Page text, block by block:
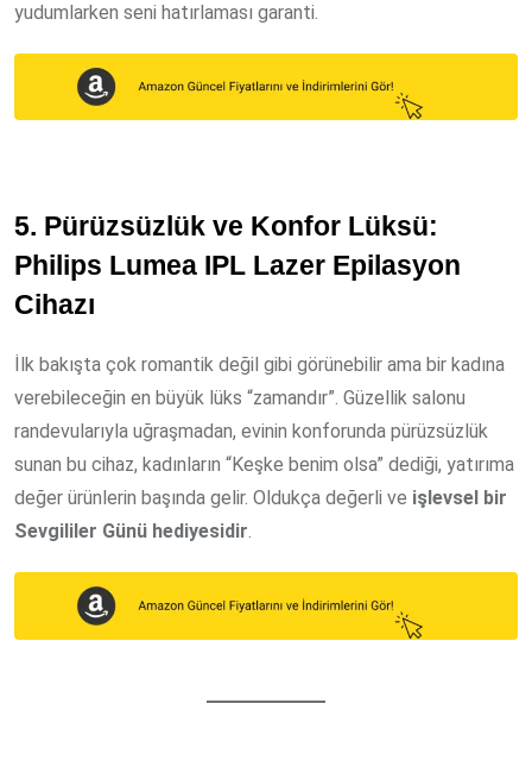
yudumlarken seni hatırlaması garanti.
5. Pürüzsüzlük ve Konfor Lüksü:
Philips Lumea IPL Lazer Epilasyon
Cihazı
İlk bakışta çok romantik değil gibi görünebilir ama bir kadına
verebileceğin en büyük lüks “zamandır”. Güzellik salonu
randevularıyla uğraşmadan, evinin konforunda pürüzsüzlük
sunan bu cihaz, kadınların “Keşke benim olsa” dediği, yatırıma
değer ürünlerin başında gelir. Oldukça değerli ve işlevsel bir
Sevgililer Günü hediyesidir.